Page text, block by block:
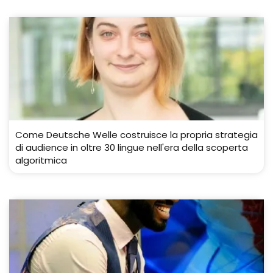
Come Deutsche Welle costruisce la propria strategia
di audience in oltre 30 lingue nell'era della scoperta
algoritmica